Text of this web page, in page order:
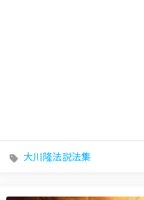
大川隆法説法集